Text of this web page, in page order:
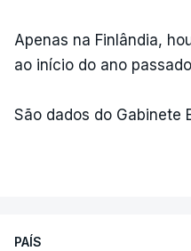
Apenas na Finlândia,
ao início do ano
São dados do Gabinete
PAÍS